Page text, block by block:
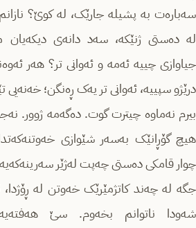
سەبارەت بە پشیلە جارێک، لە کوێ؟
لە دەستی ژنێکە، سەد دانەی دیکەیان
جیاوازی چییە ئەمە و ئەوانی تر؟ هەر
درێژو سپییە، ئەوانی تر یەک ڕەنگن؛
بیرم نەماوە چیترت گوت. دەگەمە ژوور.
هیچ گۆڕانێک بەسەر شێوازی
چوار قامکی دەستی چەپت لەژێر
جگە لە چەند کاتژمێرێک خەوتن لە
شەودا ناتوانم بخەوم. سێ